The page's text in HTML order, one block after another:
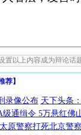
荐】
录像公布 天下头条
级通缉令 5万悬红佛
太原警察打死北京警